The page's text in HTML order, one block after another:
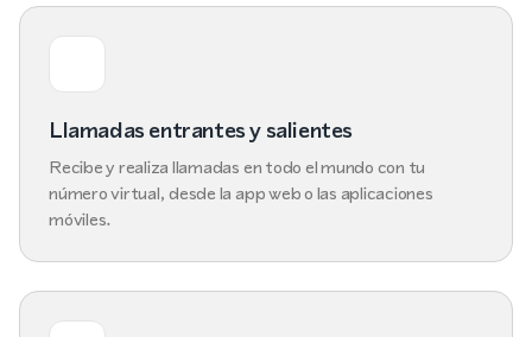
Llamadas entrantes y salientes
Recibe y realiza llamadas en todo el mundo con tu
número virtual, desde la app web o las aplicaciones
móviles.